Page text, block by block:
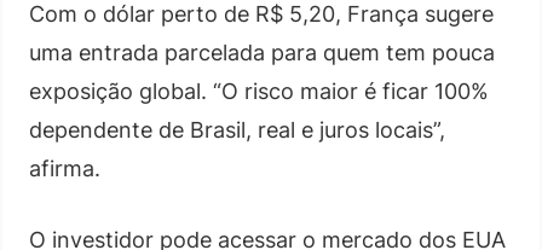
Com o dólar perto de R$ 5,20, França sugere
uma entrada parcelada para quem tem pouca
exposição global. “O risco maior é ficar 100%
dependente de Brasil, real e juros locais”,
afirma.
O investidor pode acessar o mercado dos EUA